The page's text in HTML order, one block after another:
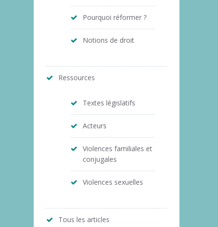
Pourquoi réformer ?
Notions de droit
Ressources
Textes législatifs
Acteurs
Violences familiales et
conjugales
Violences sexuelles
Tous les articles